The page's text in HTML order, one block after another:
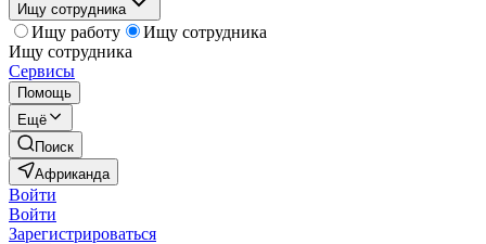
Ищу сотрудника
Ищу работу
Ищу сотрудника
Ищу сотрудника
Сервисы
Помощь
Ещё
Поиск
Африканда
Войти
Войти
Зарегистрироваться